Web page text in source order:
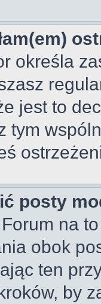
określa
jest to
tym
posty
na
obok
ten
by